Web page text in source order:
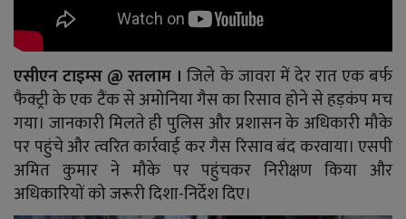
धर्म-संस्कृति
करियर
वीडियो
YouTube
एसीएन टाइम्स @ रतलाम । जिले के जावरा में देर रात एक बर्फ
फैक्ट्री के एक टैंक से अमोनिया गैस का रिसाव होने से हड़कंप मच
गया। जानकारी मिलते ही पुलिस और प्रशासन के अधिकारी मौके
पर पहुंचे और त्वरित कार्रवाई कर गैस रिसाव बंद करवाया। एसपी
अमित कुमार ने मौके पर पहुंचकर निरीक्षण किया और
अधिकारियों को जरूरी दिशा-निर्देश दिए।